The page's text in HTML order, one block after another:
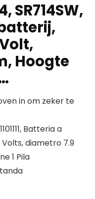
SR714SW,
Hoogte
in om zeker te
Batteria a
Volts, diametro 7.9
1 Pila